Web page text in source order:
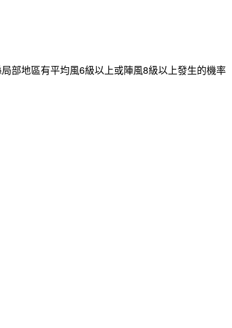
部地區有平均風6級以上或陣風8級以上發生的機率